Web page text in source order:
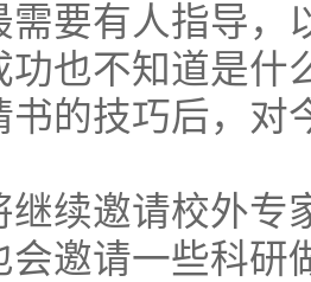
需要有人指导，
功也不知道是什
书的技巧后，对
继续邀请校外专
会邀请一些科研